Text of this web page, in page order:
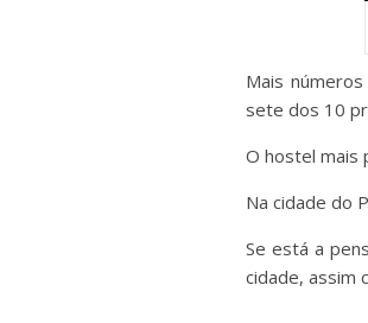
Mais
sete dos 10
O hostel mais
Na cidade do
Se está a
cidade, assim